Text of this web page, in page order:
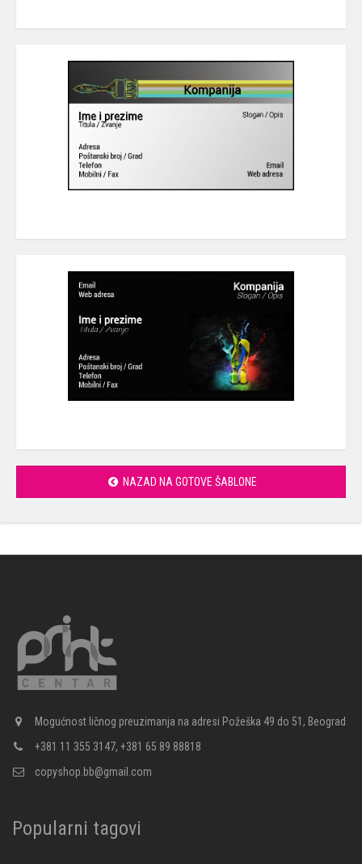
NAZAD NA GOTOVE ŠABLONE
Mogućnost ličnog preuzimanja na adresi Požeška 49 do 51, Beograd
+381 11 355 3147, +381 65 89 88818
copyshop.bb@gmail.com
Popularni tagovi